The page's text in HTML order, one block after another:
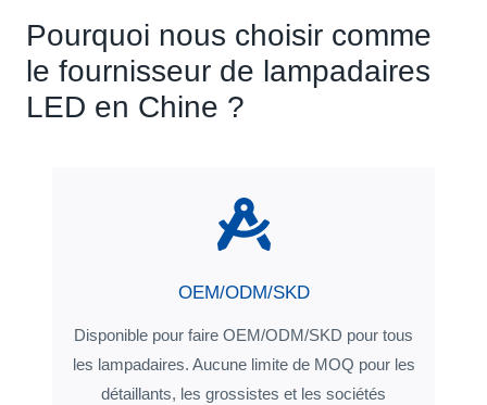
Pourquoi nous choisir comme
le fournisseur de lampadaires
LED en Chine ?
OEM/ODM/SKD
Disponible pour faire OEM/ODM/SKD pour tous
les lampadaires. Aucune limite de MOQ pour les
détaillants, les grossistes et les sociétés